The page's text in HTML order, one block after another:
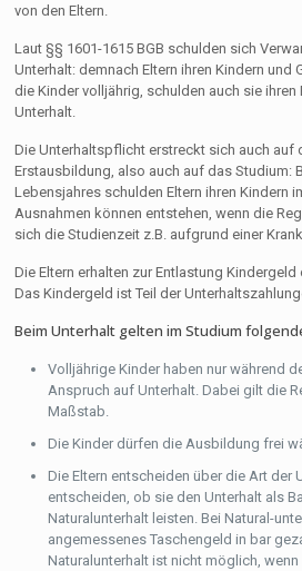
von den Eltern.
Laut §§ 1601-1615 BGB schulden sich
Unterhalt: demnach Eltern ihren Kindern und
die Kinder volljährig, schulden auch sie ihren
Unterhalt.
Die Unterhaltspflicht erstreckt sich auch auf
Erstausbildung, also auch auf das Studium:
Lebensjahres schulden Eltern ihren Kindern
Ausnahmen können entstehen, wenn die
sich die Studienzeit z.B. aufgrund einer
Die Eltern erhalten zur Entlastung
Das Kindergeld ist Teil der
Beim Unterhalt gelten im Studium
Volljährige Kinder haben nur während
Anspruch auf Unterhalt. Dabei gilt die
Maßstab.
Die Kinder dürfen die Ausbildung frei
Die Eltern entscheiden über die Art der
entscheiden, ob sie den Unterhalt als
Naturalunterhalt leisten. Bei Natural-
angemessenes Taschengeld in bar
Naturalunterhalt ist nicht möglich,